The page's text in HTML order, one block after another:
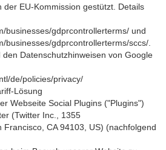
EU-Kommission gestützt. Details
businesses/gdprcontrollerterms/ und
businesses/gdprcontrollerterms/sccs/.
Datenschutzhinweisen von Google
de/policies/privacy/
Lösung
Webseite Social Plugins ("Plugins")
(Twitter Inc., 1355
Francisco, CA 94103, US) (nachfolgend